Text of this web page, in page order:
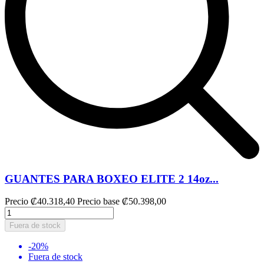
GUANTES PARA BOXEO ELITE 2 14oz...
Precio ₡40.318,40 Precio base ₡50.398,00
Fuera de stock
-20%
Fuera de stock